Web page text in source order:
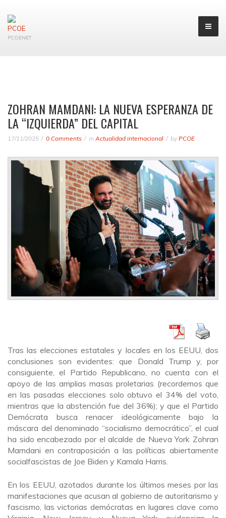
PCOENET
ZOHRAN MAMDANI: LA NUEVA ESPERANZA DE
LA “IZQUIERDA” DEL CAPITAL
17/11/2025 0 Comments in Actualidad internacional by PCOE
Tras las elecciones estatales y locales en los EEUU, dos
conclusiones son evidentes: que Donald Trump y, por
consiguiente, el Partido Republicano, no cuenta con el
apoyo de las amplias masas proletarias (recordemos que
en las pasadas elecciones solo obtuvo el 34% del voto,
mientras que la abstención fue del 36%); y que el Partido
Demócrata busca renacer ideológicamente bajo la
máscara del denominado “socialismo democrático”, el cual
ha sido encabezado por el alcalde de Nueva York Zohran
Mamdani en contraposición a las políticas abiertamente
socialfascistas de Joe Biden y Kamala Harris.
En los EEUU, azotados durante los últimos meses por las
manifestaciones que acusan al gobierno de autoritarismo y
fascismo, las victorias demócratas en lugares clave como